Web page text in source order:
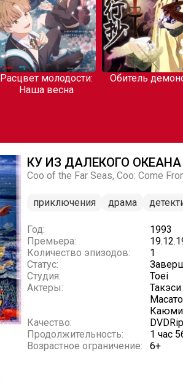
Расцвет молодости:
Наша весна
Обитель
КУ ИЗ ДАЛЕКОГО ОКЕАНА
Coo of the Far Seas, Coo: Come
приключения драма
Год:
1993
Премьера:
Количество эпизодов:
1
Статус:
Студия:
Toei
Актеры:
Каюми
Качество:
DVDRip
Продолжительность:
1 час
Возрастное ограничение:
6+